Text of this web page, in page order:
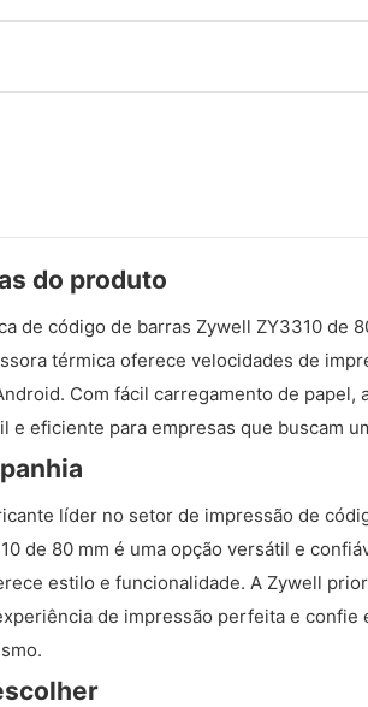
do produto
de código de barras Zywell ZY3310 de
térmica oferece velocidades de
Com fácil carregamento de
e eficiente para empresas que buscam
líder no setor de impressão de
de 80 mm é uma opção versátil e
estilo e funcionalidade. A Zywell
de impressão perfeita e